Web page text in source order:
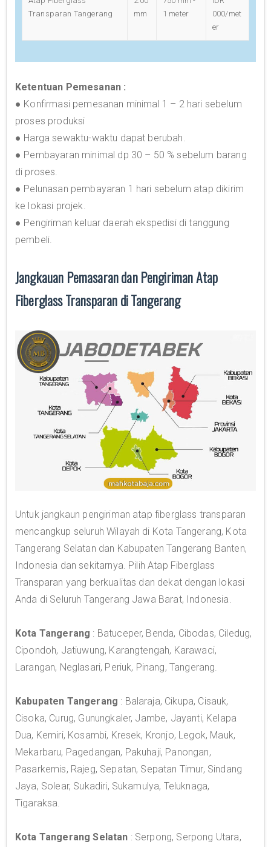
Transparan Tangerang
mm
1 meter
000/met
er
Ketentuan Pemesanan :
● Konfirmasi pemesanan minimal 1 – 2 hari sebelum
proses produksi
● Harga sewaktu-waktu dapat berubah.
● Pembayaran minimal dp 30 – 50 % sebelum barang
di proses.
● Pelunasan pembayaran 1 hari sebelum atap dikirim
ke lokasi projek.
● Pengiriman keluar daerah ekspedisi di tanggung
pembeli.
Jangkauan Pemasaran dan Pengiriman Atap
Fiberglass Transparan di Tangerang
Untuk jangkaun pengiriman atap fiberglass transparan
mencangkup seluruh Wilayah di Kota Tangerang, Kota
Tangerang Selatan dan Kabupaten Tangerang Banten,
Indonesia dan sekitarnya. Pilih Atap Fiberglass
Transparan yang berkualitas dan dekat dengan lokasi
Anda di Seluruh Tangerang Jawa Barat, Indonesia.
Kota Tangerang : Batuceper, Benda, Cibodas, Ciledug,
Cipondoh, Jatiuwung, Karangtengah, Karawaci,
Larangan, Neglasari, Periuk, Pinang, Tangerang.
Kabupaten Tangerang : Balaraja, Cikupa, Cisauk,
Cisoka, Curug, Gunungkaler, Jambe, Jayanti, Kelapa
Dua, Kemiri, Kosambi, Kresek, Kronjo, Legok, Mauk,
Mekarbaru, Pagedangan, Pakuhaji, Panongan,
Pasarkemis, Rajeg, Sepatan, Sepatan Timur, Sindang
Jaya, Solear, Sukadiri, Sukamulya, Teluknaga,
Tigaraksa.
Kota Tangerang Selatan : Serpong, Serpong Utara,